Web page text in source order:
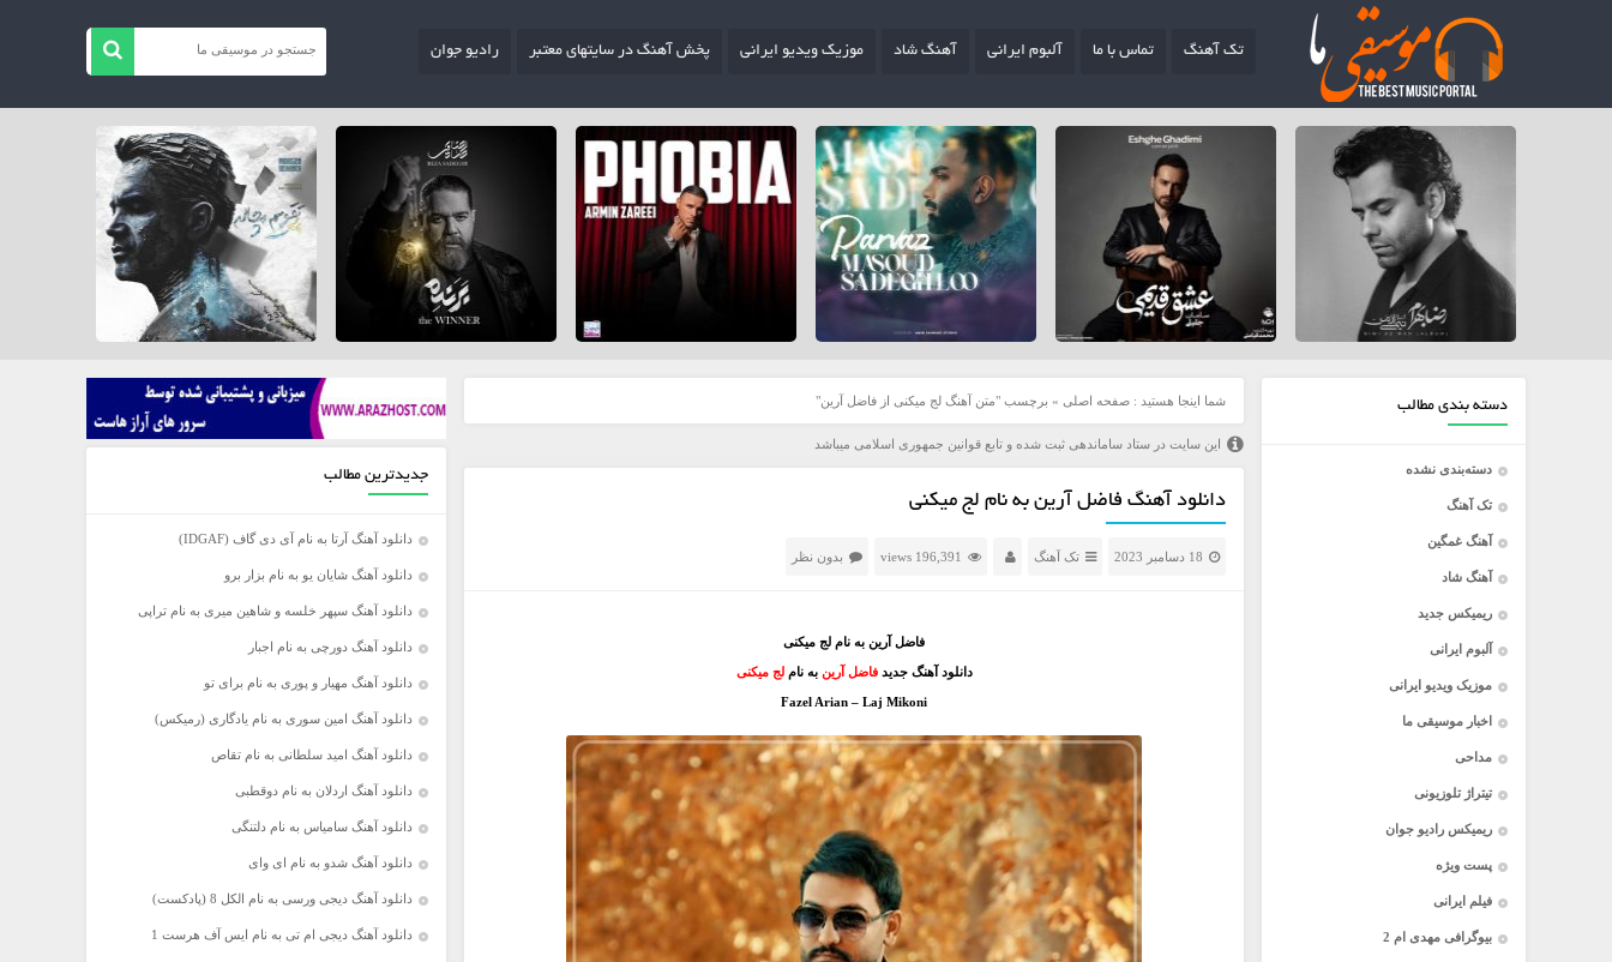
تک آهنگ تماس با ما آلبوم ایرانی آهنگ شاد موزیک ویدیو ایرانی پخش آهنگ در سایتهای معتبر رادیو جوان
دسته بندی مطالب
دسته‌بندی نشده
تک آهنگ
آهنگ غمگین
آهنگ شاد
ریمیکس جدید
آلبوم ایرانی
موزیک ویدیو ایرانی
اخبار موسیقی ما
مداحی
تیتراژ تلوزیونی
ریمیکس رادیو جوان
پست ویژه
فیلم ایرانی
بیوگرافی مهدی ام 2
شما اینجا هستید : صفحه اصلی » برچسب "متن آهنگ لج میکنی از فاضل آرین"
این سایت در ستاد ساماندهی ثبت شده و تابع قوانین جمهوری اسلامی میباشد
دانلود آهنگ فاضل آرین به نام لج میکنی
18 دسامبر 2023 تک آهنگ 196,391 views بدون نظر
فاضل آرین به نام لج میکنی
دانلود آهنگ جدید فاضل آرین به ناملج میکنی
Fazel Arian – Laj Mikoni
جدیدترین مطالب
دانلود آهنگ آرتا به نام آی دی گاف (IDGAF)
دانلود آهنگ شایان یو به نام بزار برو
دانلود آهنگ سپهر خلسه و شاهین میری به نام تراپی
دانلود آهنگ دورچی به نام اجبار
دانلود آهنگ مهیار و پوری به نام برای تو
دانلود آهنگ امین سوری به نام یادگاری (رمیکس)
دانلود آهنگ امید سلطانی به نام تقاص
دانلود آهنگ اردلان به نام دوقطبی
دانلود آهنگ سامیاس به نام دلتنگی
دانلود آهنگ شدو به نام ای وای
دانلود آهنگ دیجی ورسی به نام الکل 8 (پادکست)
دانلود آهنگ دیجی ام تی به نام ایس آف هرست 1